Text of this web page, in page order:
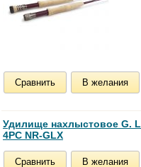
Сравнить В желания
Удилище нахлыстовое G.
4PC NR-GLX
Сравнить В желания